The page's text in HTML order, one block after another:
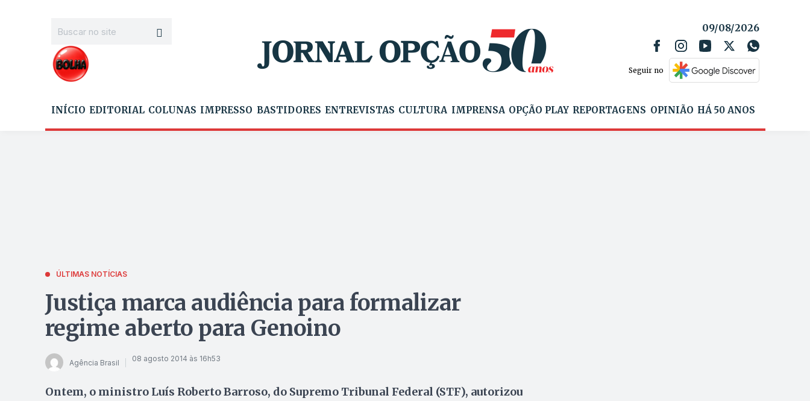
09/08/2026
Seguir no
INÍCIO EDITORIAL COLUNAS IMPRESSO BASTIDORES ENTREVISTAS CULTURA IMPRENSA OPÇÃO PLAY REPORTAGENS OPINIÃO HÁ 50 ANOS
ÚLTIMAS NOTÍCIAS
Justiça marca audiência para formalizar
regime aberto para Genoino
Agência Brasil 08 agosto 2014 às 16h53
Ontem, o ministro Luís Roberto Barroso, do Supremo Tribunal Federal (STF), autorizou